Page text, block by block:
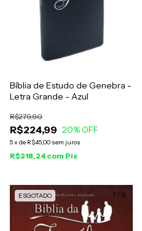
Bíblia de Estudo de Genebra -
Letra Grande - Azul
R$224,99
R$279,90
20% OFF
5x de R$45,00 sem juros
R$218,24 com Pix
1 / 6
ESGOTADO